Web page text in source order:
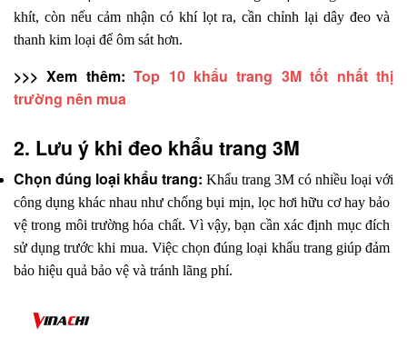
khít, còn nếu cảm nhận có khí lọt ra, cần chỉnh lại dây đeo và
thanh kim loại để ôm sát hơn.
>>> Xem thêm: Top 10 khẩu trang 3M tốt nhất thị
trường nên mua
2. Lưu ý khi đeo khẩu trang 3M
Chọn đúng loại khẩu trang: Khẩu trang 3M có nhiều loại với
công dụng khác nhau như chống bụi mịn, lọc hơi hữu cơ hay bảo
vệ trong môi trường hóa chất. Vì vậy, bạn cần xác định mục đích
sử dụng trước khi mua. Việc chọn đúng loại khẩu trang giúp đảm
bảo hiệu quả bảo vệ và tránh lãng phí.